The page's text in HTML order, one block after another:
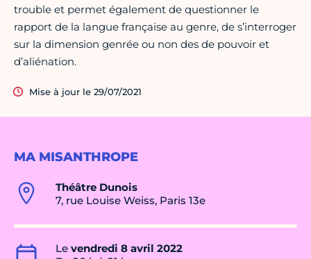
MA MISANTHROPE
Théâtre Dunois
7, rue Louise Weiss, Paris 13e
Le vendredi 8 avril 2022
trouble et permet également de questionner le
rapport de la langue française au genre, de s’interroger
sur la dimension genrée ou non des de pouvoir et
d’aliénation.
Mise à jour le 29/07/2021